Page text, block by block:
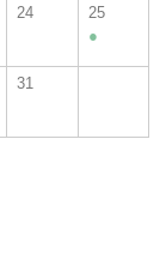
24
25
●
31